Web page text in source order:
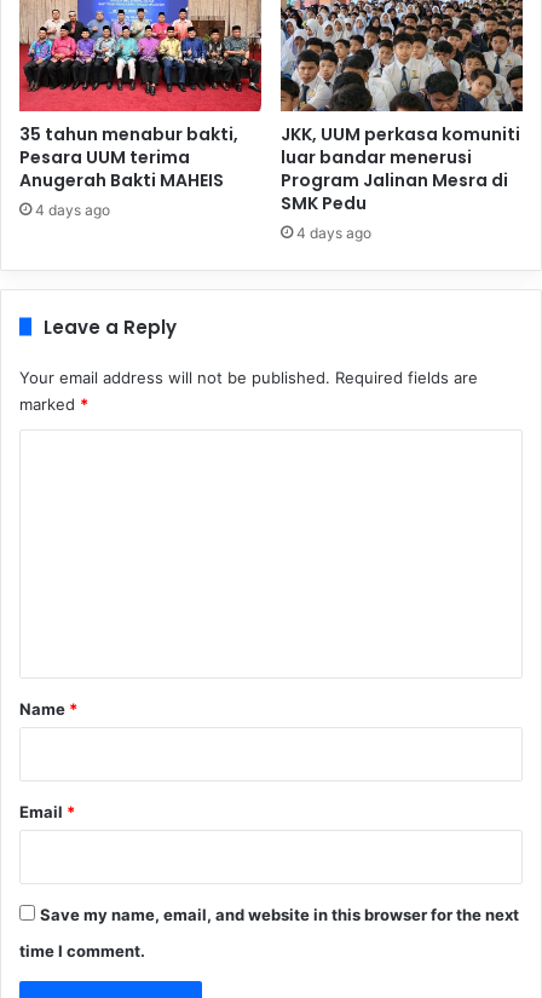
35 tahun menabur bakti,
Pesara UUM terima
Anugerah Bakti MAHEIS
4 days ago
JKK, UUM perkasa komuniti
luar bandar menerusi
Program Jalinan Mesra di
SMK Pedu
4 days ago
Leave a Reply
Your email address will not be published. Required fields are
marked *
*
Name *
Email *
Save my name, email, and website in this browser for the next
time I comment.